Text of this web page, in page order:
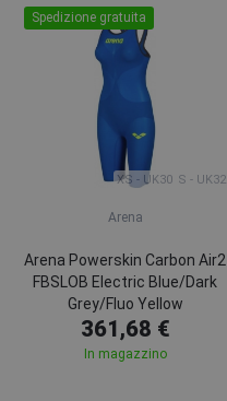
Spedizione gratuita
XS - UK30 S - UK32
Arena
Arena Powerskin Carbon Air2
FBSLOB Electric Blue/Dark
Grey/Fluo Yellow
361,68 €
In magazzino